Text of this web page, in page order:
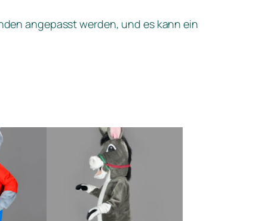
angepasst werden, und es kann ein